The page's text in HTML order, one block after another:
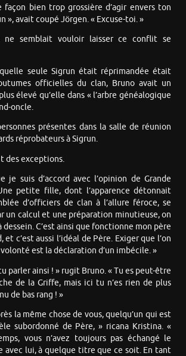
façon bien trop grossière d’agir envers ton
», avait coupé Jörgen. « Excuse-toi. »
ne semblait vouloir laisser ce conflit se
seule Sigrun était réprimandée était
officielles du clan, Bruno avait un
élevé qu’elle dans « l’arbre généalogique
oncle.
présentes dans la salle de réunion
réprobateurs à Sigrun.
des exceptions.
je suis d’accord avec l’opinion de Grande
petite fille, dont l’apparence détonnait
d’officiers de clan à l’allure féroce, se
un calcul et une préparation minutieuse, on
C’est ainsi que fonctionne mon père
c’est aussi l’idéal de Père. Exiger que l’on
est la déclaration d’un imbécile. »
parler ainsi ! » rugit Bruno. « Tu es peut-être
de la Griffe, mais ici tu n’es rien de plus
de bas rang ! »
la même chose de vous, quelqu’un qui est
subordonné de Père, » ricana Kristina. «
vous n’avez toujours pas échangé le
avec lui, à quelque titre que ce soit. En tant